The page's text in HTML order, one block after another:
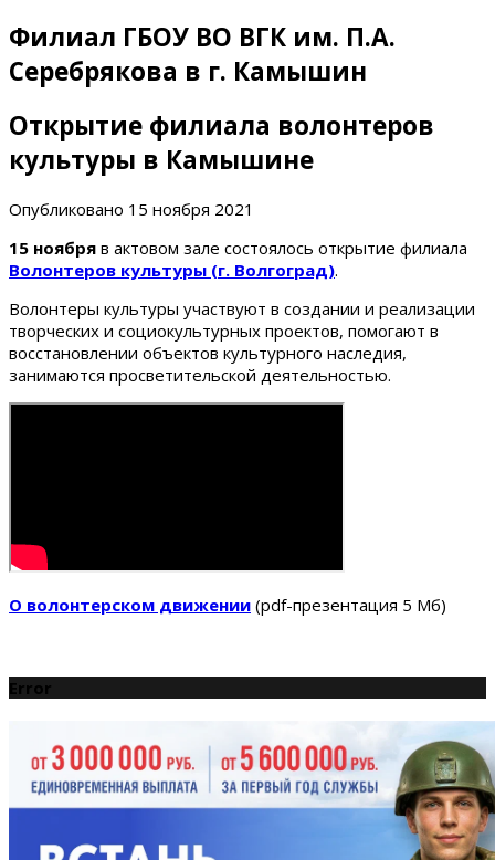
Филиал ГБОУ ВО ВГК им. П.А.
Серебрякова в г. Камышин
Открытие филиала волонтеров
культуры в Камышине
Опубликовано 15 ноября 2021
15 ноября в актовом зале состоялось открытие филиала
Волонтеров культуры (г. Волгоград).
Волонтеры культуры участвуют в создании и реализации
творческих и социокультурных проектов, помогают в
восстановлении объектов культурного наследия,
занимаются просветительской деятельностью.
О волонтерском движении (pdf-презентация 5 Мб)
Error